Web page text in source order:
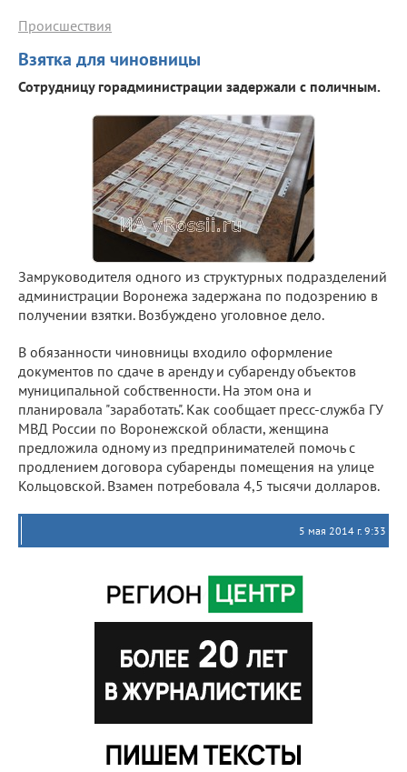
Взятка для чиновницы
Происшествия
Сотрудницу горадминистрации задержали с поличным.
Замруководителя одного из структурных подразделений
администрации Воронежа задержана по подозрению в
получении взятки. Возбуждено уголовное дело.
В обязанности чиновницы входило оформление
документов по сдаче в аренду и субаренду объектов
муниципальной собственности. На этом она и
планировала "заработать". Как сообщает пресс-служба ГУ
МВД России по Воронежской области, женщина
предложила одному из предпринимателей помочь с
продлением договора субаренды помещения на улице
Кольцовской. Взамен потребовала 4,5 тысячи долларов.
5 мая 2014 г. 9:33